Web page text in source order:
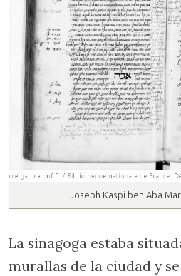
Joseph Kaspi ben Aba
La sinagoga estaba
murallas de la ciudad y